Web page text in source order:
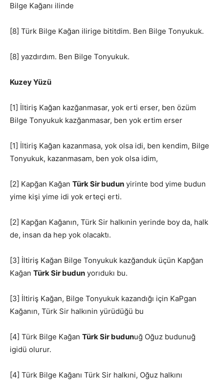
Bilge Kağanı ilinde
[8] Türk Bilge Kağan ilirige bititdim. Ben Bilge Tonyukuk.
[8] yazdırdım. Ben Bilge Tonyukuk.
Kuzey Yüzü
[1] İltiriş Kağan kazğanmasar, yok erti erser, ben özüm
Bilge Tonyukuk kazğanmasar, ben yok ertim erser
[1] İltiriş Kağan kazanmasa, yok olsa idi, ben kendim, Bilge
Tonyukuk, kazanmasam, ben yok olsa idim,
[2] Kapğan Kağan Türk Sir budun yirinte bod yime budun
yime kişi yime idi yok erteçi erti.
[2] Kapğan Kağanın, Türk Sir halkınin yerinde boy da, halk
de, insan da hep yok olacaktı.
[3] İltiriş Kağan Bilge Tonyukuk kazğanduk üçün Kapğan
Kağan Türk Sir budun yorıdukı bu.
[3] İltiriş Kağan, Bilge Tonyukuk kazandığı için KaPgan
Kağanın, Türk Sir halkınin yürüdüğü bu
[4] Türk Bilge Kağan Türk Sir budunuğ Oğuz budunuğ
igidü olurur.
[4] Türk Bilge Kağanı Türk Sir halkıni, Oğuz halkını